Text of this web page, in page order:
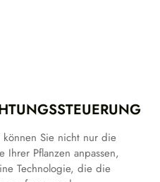
können Sie nicht nur die
Ihrer Pflanzen anpassen,
Technologie, die die